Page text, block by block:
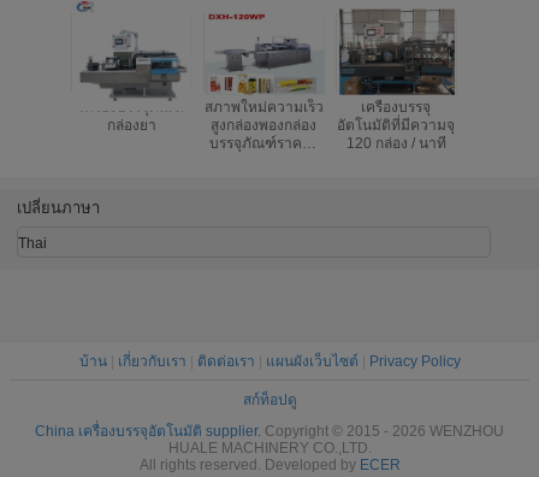
เครื่องบรรจุภัณฑ์
กล่องยา
สภาพใหม่ความเร็ว
สูงกล่องพองกล่อง
บรรจุภัณฑ์ราคา /
เครื่องบรรจุ
อัตโนมัติที่มีความจุ
120 กล่อง / นาที
เปลี่ยนภาษา
Thai
บ้าน| เกี่ยวกับเรา ติดต่อเรา แผนผังเว็บไซต์ Privacy Policy
สก์ท็อปดู
China เครื่องบรรจุอัตโนมัติ supplier. Copyright © 2015 - 2026 WENZHOU
HUALE MACHINERY CO.,LTD.
All rights reserved. Developed by ECER